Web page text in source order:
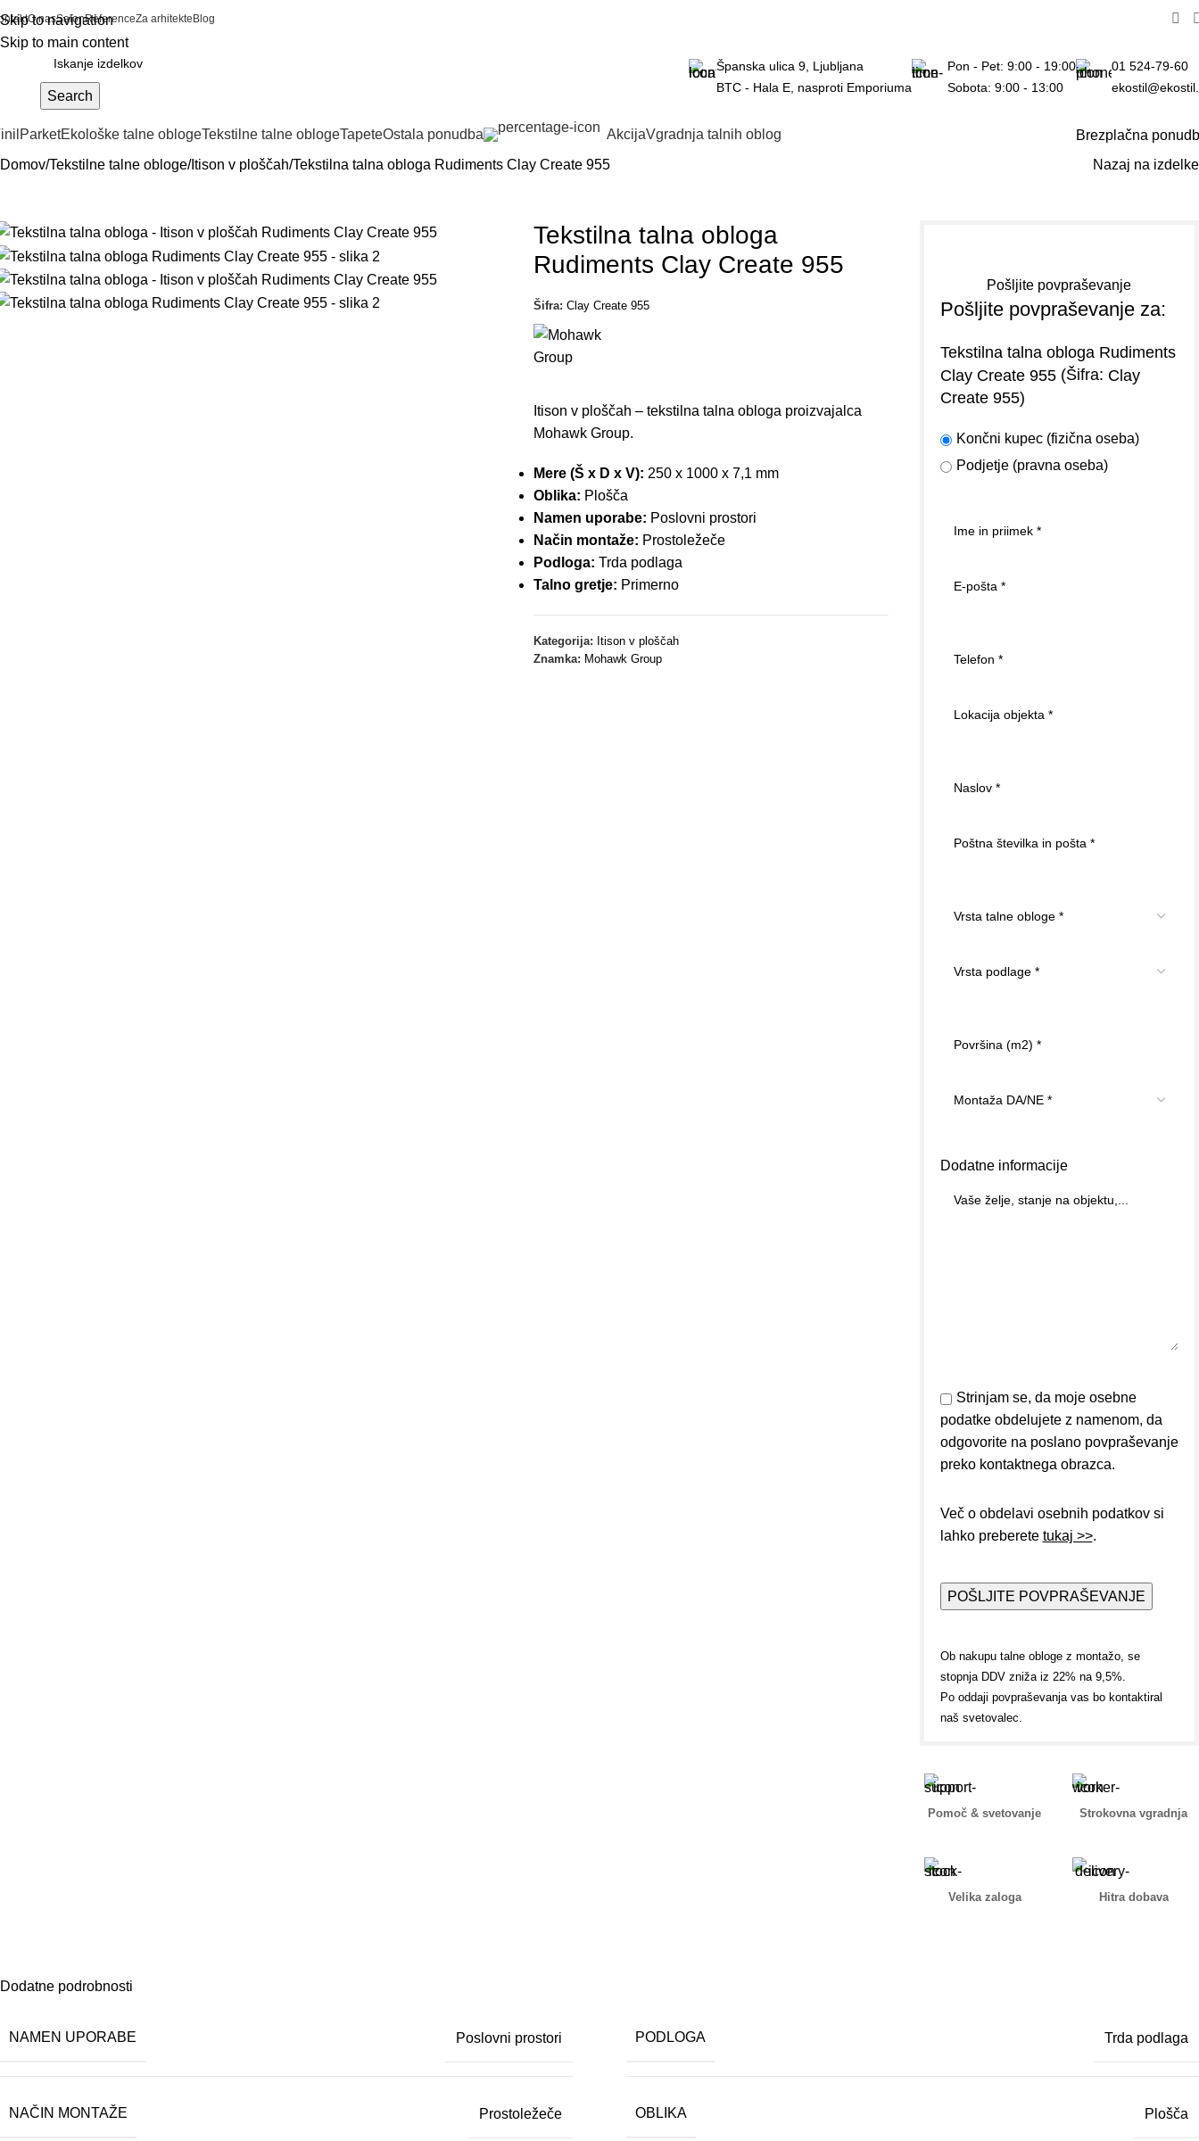
Skip to navigation
Skip to main content
PREVERI PONUDBO
PREMIUM VINIL EVP KLIK
PREVERI PONUDBO
*V primeru nakupa talne obloge z ali brez montaže.
PREMIUM VINIL LOOSELAY
*V primeru nakupa talne obloge z ali brez montaže.
O nasSalonReferenceZa arhitekte Blog
Search
Španska ulica 9, Ljubljana
BTC - Hala E, nasproti Emporiuma
Pon - Pet: 9:00 - 19:00
Sobota: 9:00 - 13:00
01 524-79-60
ParketEkološke talne oblogeTekstilne talne oblogeTapeteOstala ponudba AkcijaVgradnja talnih oblog
Brezplačna
Domov Tekstilne talne obloge Itison v ploščah Tekstilna talna obloga Rudiments Clay Create 955 Nazaj na izdelke
Tekstilna talna obloga
Rudiments Clay Create 955
Šifra: Clay Create 955
Itison v ploščah – tekstilna talna obloga proizvajalca
Mohawk Group.
Mere (Š x D x V): 250 x 1000 x 7,1 mm
Oblika: Plošča
Namen uporabe: Poslovni prostori
Način montaže: Prostoležeče
Podloga: Trda podlaga
Talno gretje: Primerno
Kategorija: Itison v ploščah
Znamka: Mohawk Group
Pošljite povpraševanje
Pošljite povpraševanje za:
Tekstilna talna obloga Rudiments
Clay Create 955(Šifra: Clay
Create 955)
Končni kupec (fizična oseba)
Podjetje (pravna oseba)
Dodatne informacije
Strinjam se, da moje osebne
podatke obdelujete z namenom, da
odgovorite na poslano povpraševanje
preko kontaktnega obrazca.
Več o obdelavi osebnih podatkov si
lahko preberete tukaj >>.
Ob nakupu talne obloge z montažo, se
stopnja DDV zniža iz 22% na 9,5%.
Po oddaji povpraševanja vas bo kontaktiral
naš svetovalec.
Pomoč & svetovanje Strokovna vgradnja
Velika zaloga Hitra dobava
Dodatne podrobnosti
NAMEN UPORABE Poslovni prostori PODLOGA Trda podlaga
NAČIN MONTAŽE Prostoležeče OBLIKA Plošča